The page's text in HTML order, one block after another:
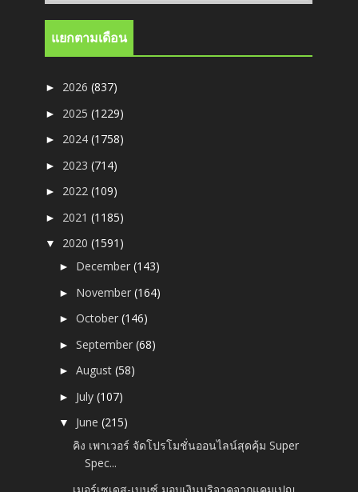
แยกตามเดือน
► 2026(837)
► 2025(1229)
► 2024(1758)
► 2023(714)
► 2022(109)
► 2021(1185)
▼ 2020(1591)
► December(143)
► November(164)
►October(146)
►September(68)
►August(58)
► July(107)
▼ June(215)
คิง เพาเวอร์ จัดโปรโมชั่นออนไลน์สุดคุ้ม Super
Spec...